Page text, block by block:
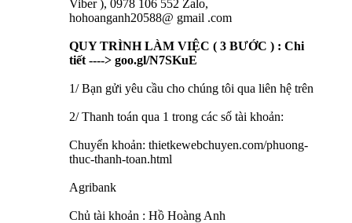
Viber ), 0978 106 552 Zalo,
hohoanganh20588@ gmail .com
QUY TRÌNH LÀM VIỆC ( 3 BƯỚC ) : Chi
tiết ----> goo.gl/N7SKuE
1/ Bạn gửi yêu cầu cho chúng tôi qua liên hệ trên
2/ Thanh toán qua 1 trong các số tài khoản:
Chuyển khoản: thietkewebchuyen.com/phuong-
thuc-thanh-toan.html
Agribank
Chủ tài khoản : Hồ Hoàng Anh